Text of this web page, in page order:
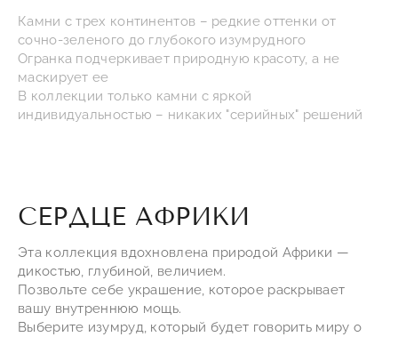
Камни с трех континентов – редкие оттенки от
сочно-зеленого до глубокого изумрудного
Огранка подчеркивает природную красоту, а не
маскирует ее
В коллекции только камни с яркой
индивидуальностью – никаких "серийных" решений
СЕРДЦЕ АФРИКИ
Эта коллекция вдохновлена природой Африки —
дикостью, глубиной, величием.
Позвольте себе украшение, которое раскрывает
вашу внутреннюю мощь.
Выберите изумруд, который будет говорить миру о